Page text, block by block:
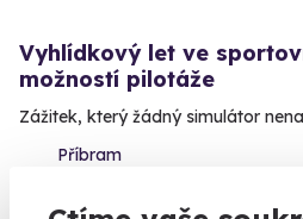
Vyhlídkový let ve
možností pilotáže
Zážitek, který žádný simulátor
Příbram
2 590 Kč